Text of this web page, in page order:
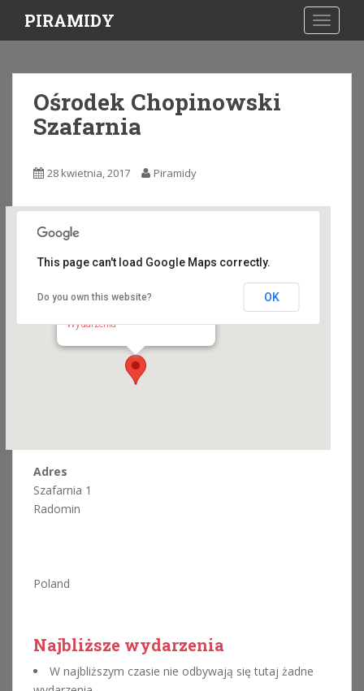
i
PIRAMIDY
Ośrodek Chopinowski
Szafarnia
28 kwietnia, 2017 Piramidy
Ośrodek Chopinowski Szafarnia
Wydarzenia
This page can't load Google Maps correctly.
Do you own this website? OK
Adres
Szafarnia 1
Radomin
Poland
Najbliższe wydarzenia
W najbliższym czasie nie odbywają się tutaj żadne